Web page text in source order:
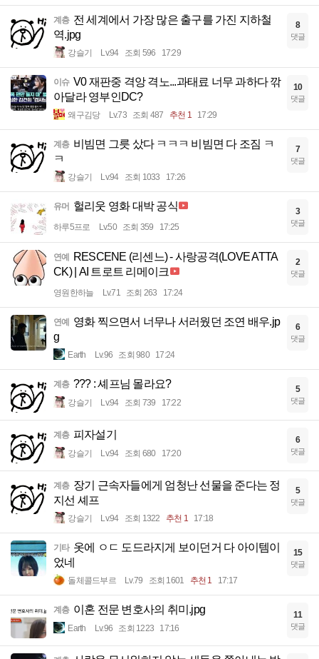
계층 전 세계에서 가장 많은 출구를 가진 지하철
역.jpg
강슬기 Lv.94 조회 596 17:29
8
댓글
이슈 V0 재판중 격앙 격노...과태료 너무 과하다 깎
아달라 영부인DC?
왜구김당 Lv.73 조회 487 추천 1 17:29
10
댓글
계층 비빔면 그릇 샀다 ㅋㅋㅋ 비빔면 다 조짐 ㅋ
ㅋ
강슬기 Lv.94 조회 1033 17:26
7
댓글
유머 헐리웃 영화 대박 공식
하루5프로 Lv.50 조회 359 17:25
3
댓글
연예 RESCENE (리센느) - 사랑공격(LOVE ATTA
CK) | AI 트로트 리메이크
영원한하늘 Lv.71 조회 263 17:24
2
댓글
연예 영화 찍으면서 너무나 서러웠던 조연 배우.jp
g
Earth Lv.96 조회 980 17:24
6
댓글
계층 ??? : 셰프님 몰라요?
강슬기 Lv.94 조회 739 17:22
5
댓글
계층 피자설기
강슬기 Lv.94 조회 680 17:20
6
댓글
계층 장기 근속자들에게 엄청난 선물을 준다는 정
지선 셰프
강슬기 Lv.94 조회 1322 추천 1 17:18
5
댓글
기타 옷에 ㅇㄷ 도드라지게 보이던거 다 아이템이
었네
돌체콜드부르 Lv.79 조회 1601 추천 1 17:17
15
댓글
계층 이혼 전문 변호사의 취미.jpg
Earth Lv.96 조회 1223 17:16
11
댓글